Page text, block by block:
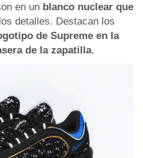
en un blanco nuclear que
detalles. Destacan los
de Supreme en la
de la zapatilla.